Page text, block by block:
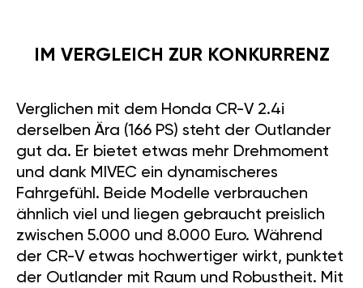
IM VERGLEICH ZUR KONKURRENZ
Verglichen mit dem Honda CR-V 2.4i
derselben Ära (166 PS) steht der Outlander
gut da. Er bietet etwas mehr Drehmoment
und dank MIVEC ein dynamischeres
Fahrgefühl. Beide Modelle verbrauchen
ähnlich viel und liegen gebraucht preislich
zwischen 5.000 und 8.000 Euro. Während
der CR-V etwas hochwertiger wirkt, punktet
der Outlander mit Raum und Robustheit. Mit